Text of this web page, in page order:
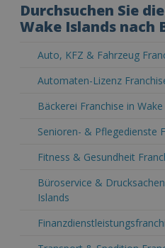
Durchsuchen Sie
Wake Islands nach
Auto, KFZ & Fahrzeug
Automaten-Lizenz
Bäckerei Franchise in
Senioren- & Pflegedienste
Fitness & Gesundheit
Büroservice &
Islands